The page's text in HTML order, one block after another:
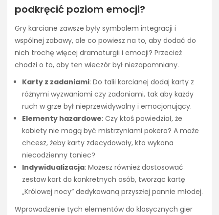
podkręcić poziom emocji?
Gry karciane zawsze były symbolem integracji i
wspólnej zabawy, ale co powiesz na to, aby dodać do
nich trochę więcej dramaturgii i emocji? Przecież
chodzi o to, aby ten wieczór był niezapomniany.
Karty z zadaniami: Do talii karcianej dodaj karty z
różnymi wyzwaniami czy zadaniami, tak aby każdy
ruch w grze był nieprzewidywalny i emocjonujący.
Elementy hazardowe: Czy ktoś powiedział, że
kobiety nie mogą być mistrzyniami pokera? A może
chcesz, żeby karty zdecydowały, kto wykona
niecodzienny taniec?
Indywidualizacja: Możesz również dostosować
zestaw kart do konkretnych osób, tworząc kartę
„Królowej nocy” dedykowaną przyszłej pannie młodej.
Wprowadzenie tych elementów do klasycznych gier